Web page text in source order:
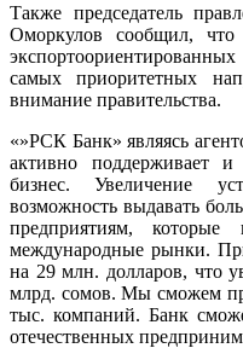
Также председатель
Оморкулов сообщил, что
самых приоритетных
внимание правительства.
«»РСК Банк» являясь
активно поддерживает
бизнес. Увеличение
возможность выдавать
предприятиям,
международные рынки.
на 29 млн. долларов, что
млрд. сомов. Мы сможем
тыс. компаний. Банк
отечественных